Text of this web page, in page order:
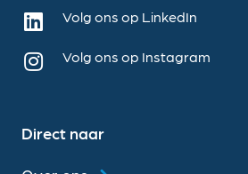
Volg ons op LinkedIn
Volg ons op Instagram
Direct naar